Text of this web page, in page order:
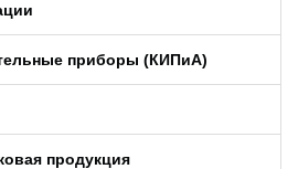
приборы (КИПиA)
продукция